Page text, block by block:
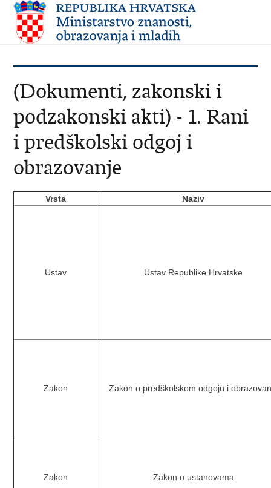
(Dokumenti, zakonski i
podzakonski akti) - 1. Rani
i predškolski odgoj i
obrazovanje
Vrsta Naziv
Ustav Ustav Republike Hrvatske
Zakon Zakon o predškolskom odgoju i
Zakon Zakon o ustanovama